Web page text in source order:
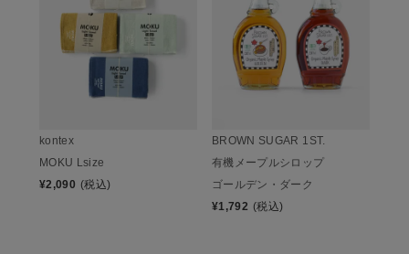
kontex
MOKU Lsize
¥2,090 (税込)
BROWN SUGAR 1ST.
有機メープルシロップ
ゴールデン・ダーク
¥1,792 (税込)